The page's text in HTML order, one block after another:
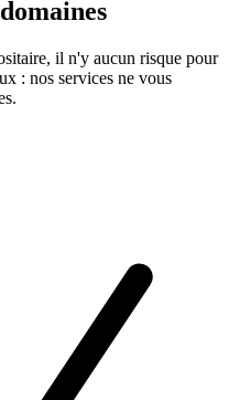
il n'y aucun risque pour
: nos services ne vous